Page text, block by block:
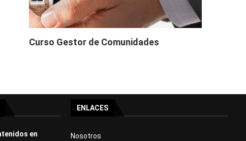
Curso Gestor de Comunidades
en
ENLACES
Nosotros